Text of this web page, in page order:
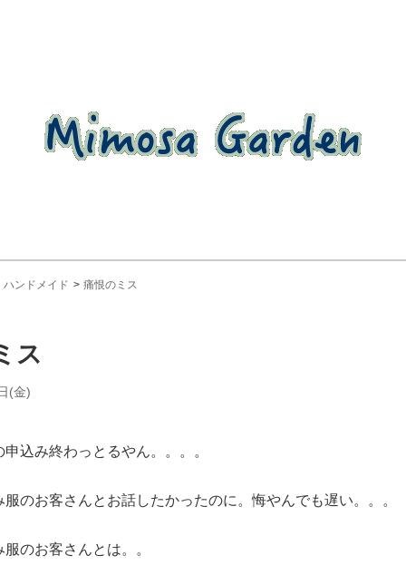
ハンドメイド 痛恨のミス
ス
(金)
込み終わっとるやん。。。。
のお客さんとお話したかったのに。悔やんでも遅い。。。
のお客さんとは。。